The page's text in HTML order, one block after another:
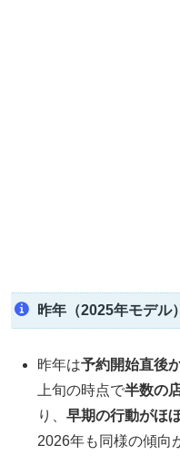
昨年（2025年モデル
昨年は予約開始直後
上旬の時点で半数の
り、早期の行動がほ
2026年も同様の傾向